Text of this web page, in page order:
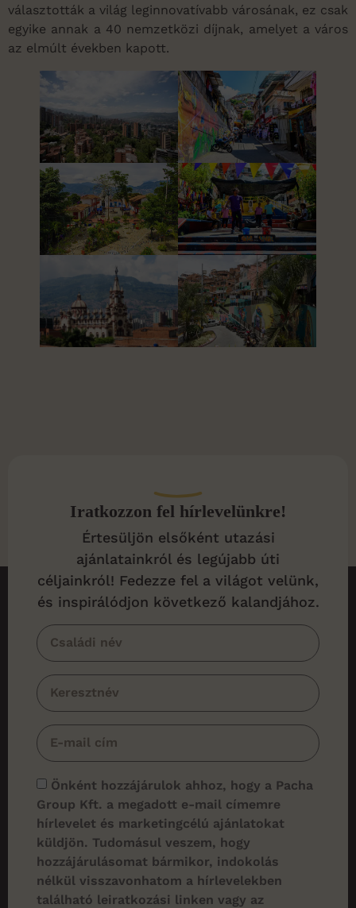
választották a világ leginnovatívabb városának, ez csak
egyike annak a 40 nemzetközi díjnak, amelyet a város
az elmúlt években kapott.
Iratkozzon fel hírlevelünkre!
Értesüljön elsőként utazási
ajánlatainkról és legújabb úti
céljainkról! Fedezze fel a világot velünk,
és inspirálódjon következő kalandjához.
Önként hozzájárulok ahhoz, hogy a Pacha
Group Kft. a megadott e-mail címemre
hírlevelet és marketingcélú ajánlatokat
küldjön. Tudomásul veszem, hogy
hozzájárulásomat bármikor, indokolás
nélkül visszavonhatom a hírlevelekben
található leiratkozási linken vagy az